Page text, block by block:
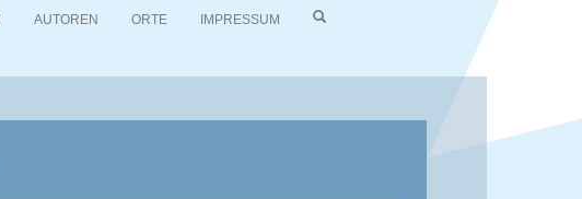
AUTOREN ORTE IMPRESSUM